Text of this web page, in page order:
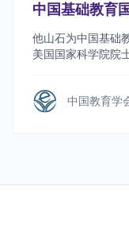
中国基础教育
他山石为中国基础
美国国家科学院院
中国教育学